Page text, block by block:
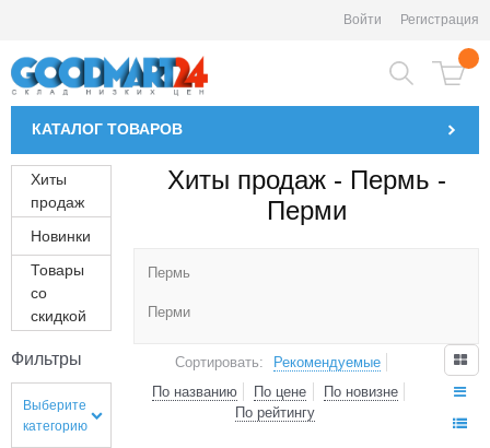
Войти Регистрация
КАТАЛОГ ТОВАРОВ
Хиты
продаж
Новинки
Товары
со
скидкой
Фильтры
Выберите
категорию
Хиты продаж - Пермь -
Перми
Пермь
Перми
Сортировать:
Рекомендуемые
По названию
По цене
По новизне
По рейтингу